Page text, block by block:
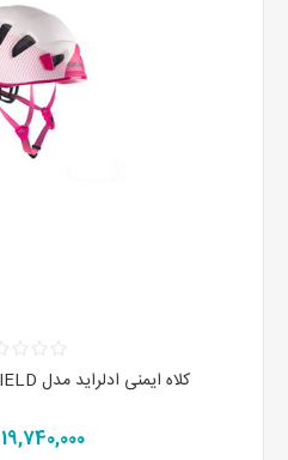
کلاه ایمنی ادلراید مدل SHIELD رنگ سفید صورتی
19,740,000 تومان